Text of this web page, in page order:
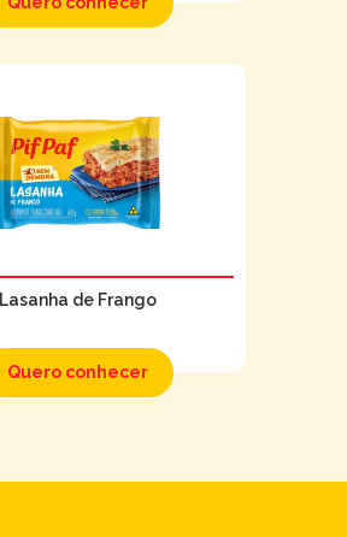
Lasanha de Frango
Quero conhecer